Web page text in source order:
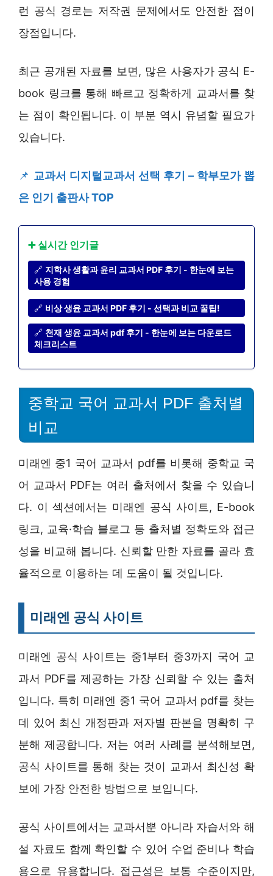
런 공식 경로는 저작권 문제에서도 안전한 점이
장점입니다.
최근 공개된 자료를 보면, 많은 사용자가 공식 E-
book 링크를 통해 빠르고 정확하게 교과서를 찾
는 점이 확인됩니다. 이 부분 역시 유념할 필요가
있습니다.
📌 교과서 디지털교과서 선택 후기 – 학부모가 뽑
은 인기 출판사 TOP
➕ 실시간 인기글
🔗 지학사 생활과 윤리 교과서 PDF 후기 - 한눈에 보는
사용 경험
🔗 비상 생윤 교과서 PDF 후기 - 선택과 비교 꿀팁!
🔗 천재 생윤 교과서 pdf 후기 - 한눈에 보는 다운로드
체크리스트
중학교 국어 교과서 PDF 출처별
비교
미래엔 중1 국어 교과서 pdf를 비롯해 중학교 국
어 교과서 PDF는 여러 출처에서 찾을 수 있습니
다. 이 섹션에서는 미래엔 공식 사이트, E-book
링크, 교육·학습 블로그 등 출처별 정확도와 접근
성을 비교해 봅니다. 신뢰할 만한 자료를 골라 효
율적으로 이용하는 데 도움이 될 것입니다.
미래엔 공식 사이트
미래엔 공식 사이트는 중1부터 중3까지 국어 교
과서 PDF를 제공하는 가장 신뢰할 수 있는 출처
입니다. 특히 미래엔 중1 국어 교과서 pdf를 찾는
데 있어 최신 개정판과 저자별 판본을 명확히 구
분해 제공합니다. 저는 여러 사례를 분석해보면,
공식 사이트를 통해 찾는 것이 교과서 최신성 확
보에 가장 안전한 방법으로 보입니다.
공식 사이트에서는 교과서뿐 아니라 자습서와 해
설 자료도 함께 확인할 수 있어 수업 준비나 학습
용으로 유용합니다. 접근성은 보통 수준이지만,